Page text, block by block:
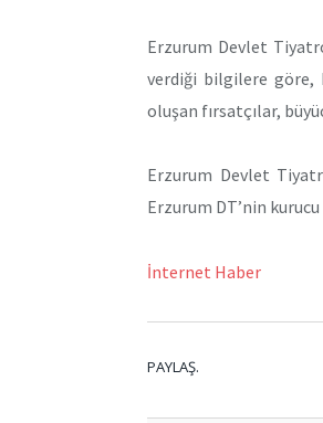
Erzurum Devlet
verdiği bilgilere göre,
oluşan fırsatçılar,
Erzurum Devlet
Erzurum DT’nin
İnternet Haber
PAYLAŞ.